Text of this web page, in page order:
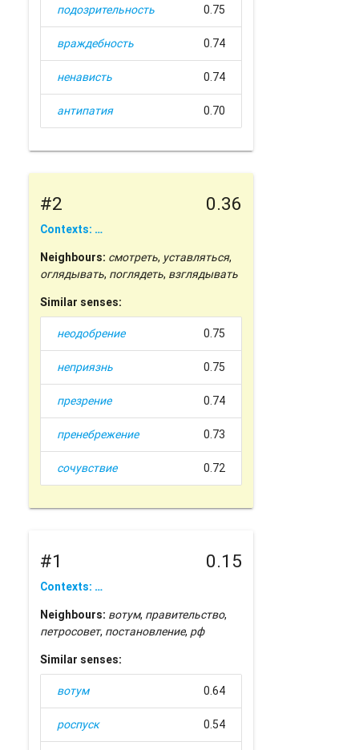
подозрительность 0.75
враждебность 0.74
ненависть 0.74
антипатия 0.70
#2 0.36
Contexts: …
Neighbours: смотреть, уставляться,
оглядывать, поглядеть, взглядывать
Similar senses:
неодобрение 0.75
неприязнь 0.75
презрение 0.74
пренебрежение 0.73
сочувствие 0.72
#1 0.15
Contexts: …
Neighbours: вотум, правительство,
петросовет, постановление, рф
Similar senses:
вотум 0.64
роспуск 0.54